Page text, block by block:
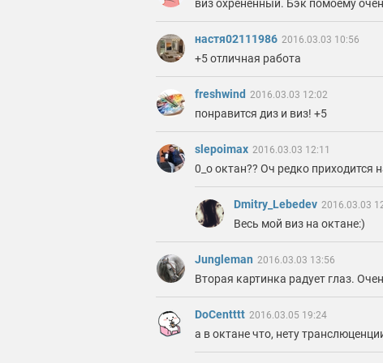
виз охрененный. Бэк помоему
настя02111986 2016.03.03 10:56
+5 отличная работа
freshwind 2016.03.03 12:02
понравится диз и виз! +5
slepoimax 2016.03.03 12:11
0_о октан?? Оч редко приходится
Dmitry_Lebedev 2016.03.03
Весь мой виз на октане:)
Jungleman 2016.03.03 13:56
Вторая картинка радует глаз.
DoCentttt 2016.03.05 19:24
а в октане что, нету